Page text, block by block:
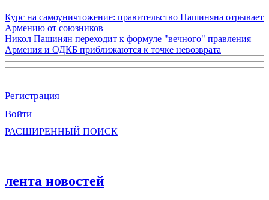
Курс на самоуничтожение: правительство Пашиняна отрывает
Армению от союзников
Никол Пашинян переходит к формуле "вечного" правления
Армения и ОДКБ приближаются к точке невозврата
Регистрация
Войти
РАСШИРЕННЫЙ ПОИСК
лента новостей